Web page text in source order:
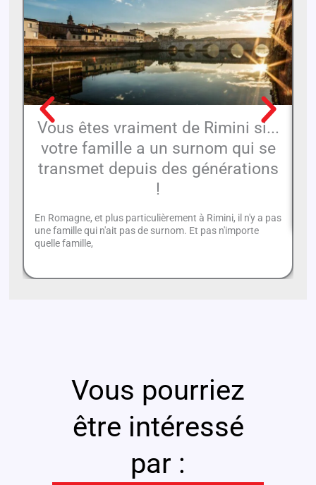
Vous êtes vraiment de Rimini si...
votre famille a un surnom qui se
transmet depuis des générations
!
En Romagne, et plus particulièrement à Rimini, il n'y a pas
une famille qui n'ait pas de surnom. Et pas n'importe
quelle famille,
Vous pourriez
être intéressé
par :